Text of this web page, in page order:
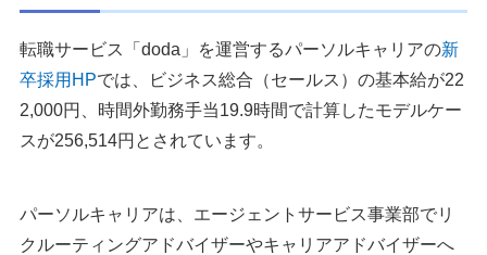
転職サービス「doda」を運営するパーソルキャリアの新
卒採用HPでは、ビジネス総合（セールス）の基本給が22
2,000円、時間外勤務手当19.9時間で計算したモデルケー
スが256,514円とされています。
パーソルキャリアは、エージェントサービス事業部でリ
クルーティングアドバイザーやキャリアアドバイザーへ